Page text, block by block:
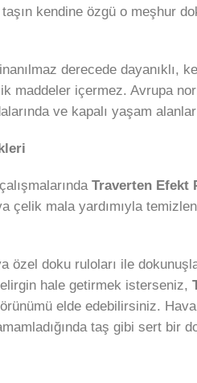
kendine özgü o meşhur
derecede dayanıklı,
maddeler içermez. Avrupa
ve kapalı yaşam
Traverten Efekt
çelik mala yardımıyla
özel doku ruloları ile
hale getirmek isterseniz,
elde edebilirsiniz.
taş gibi sert bir